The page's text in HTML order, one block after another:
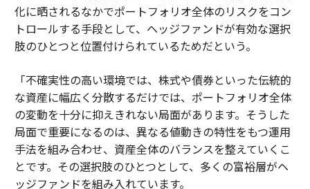
化に晒されるなかでポートフォリオ全体のリスクをコン
トロールする手段として、ヘッジファンドが有効な選択
肢のひとつと位置付けられているためだという。
「不確実性の高い環境では、株式や債券といった伝統的
な資産に幅広く分散するだけでは、ポートフォリオ全体
の変動を十分に抑えきれない局面があります。そうした
局面で重要になるのは、異なる値動きの特性をもつ運用
手法を組み合わせ、資産全体のバランスを整えていくこ
とです。その選択肢のひとつとして、多くの富裕層がヘ
ッジファンドを組み入れています。